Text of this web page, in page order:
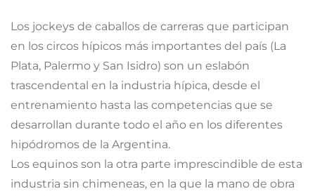
Los jockeys de caballos de carreras que participan
en los circos hípicos más importantes del país (La
Plata, Palermo y San Isidro) son un eslabón
trascendental en la industria hípica, desde el
entrenamiento hasta las competencias que se
desarrollan durante todo el año en los diferentes
hipódromos de la Argentina.
Los equinos son la otra parte imprescindible de esta
industria sin chimeneas, en la que la mano de obra